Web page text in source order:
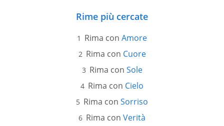
Rime più cercate
Rima con Amore
Rima con Cuore
Rima con Sole
Rima con Cielo
Rima con Sorriso
Rima con Verità